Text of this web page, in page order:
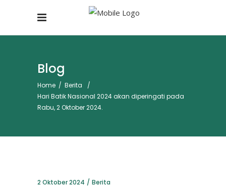
Blog
Home / Berita
/
Hari Batik Nasional 2024 akan diperingati pada
Rabu, 2 Oktober 2024.
2 Oktober 2024 Berita